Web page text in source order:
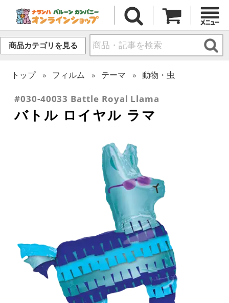
商品カテゴリを見る
トップ フィルム テーマ 動物・虫
#030-40033 Battle Royal Llama
バトル ロイヤル ラマ